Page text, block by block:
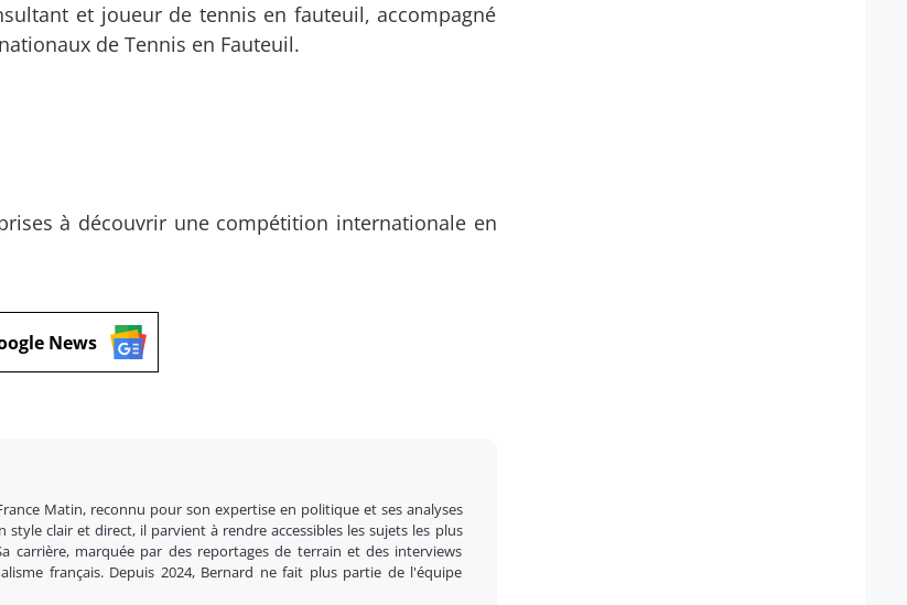
et joueur de tennis en fauteuil, accompagné
de Tennis en Fauteuil.
à découvrir une compétition internationale en
News
Matin, reconnu pour son expertise en politique et ses analyses
clair et direct, il parvient à rendre accessibles les sujets les plus
carrière, marquée par des reportages de terrain et des interviews
français. Depuis 2024, Bernard ne fait plus partie de l'équipe